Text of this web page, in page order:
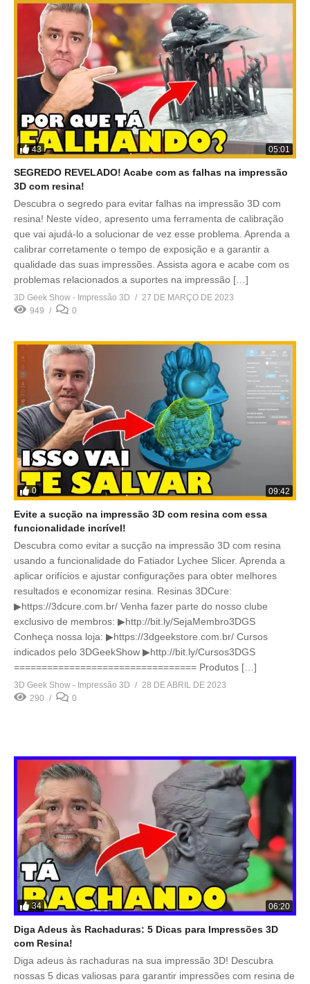
43 05:01
SEGREDO REVELADO! Acabe com as falhas na impressão
3D com resina!
Descubra o segredo para evitar falhas na impressão 3D com
resina! Neste vídeo, apresento uma ferramenta de calibração
que vai ajudá-lo a solucionar de vez esse problema. Aprenda a
calibrar corretamente o tempo de exposição e a garantir a
qualidade das suas impressões. Assista agora e acabe com os
problemas relacionados a suportes na impressão […]
3D Geek Show - Impressão 3D
27 DE MARÇO DE 2023
949
0
0 09:42
Evite a sucção na impressão 3D com resina com essa
funcionalidade incrível!
Descubra como evitar a sucção na impressão 3D com resina
usando a funcionalidade do Fatiador Lychee Slicer. Aprenda a
aplicar orifícios e ajustar configurações para obter melhores
resultados e economizar resina. Resinas 3DCure:
▶https://3dcure.com.br/ Venha fazer parte do nosso clube
exclusivo de membros: ▶http://bit.ly/SejaMembro3DGS
Conheça nossa loja: ▶https://3dgeekstore.com.br/ Cursos
indicados pelo 3DGeekShow ▶http://bit.ly/Cursos3DGS
================================= Produtos […]
3D Geek Show - Impressão 3D
28 DE ABRIL DE 2023
290
0
34 06:20
Diga Adeus às Rachaduras: 5 Dicas para Impressões 3D
com Resina!
Diga adeus às rachaduras na sua impressão 3D! Descubra
nossas 5 dicas valiosas para garantir impressões com resina de